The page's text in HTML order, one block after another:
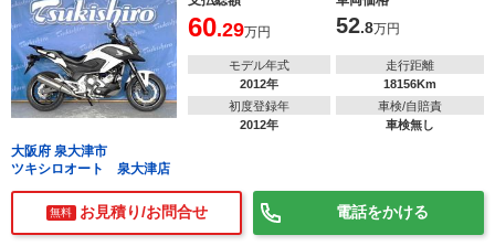
60.29万円 52.8万円
モデル年式
2012年
走行距離
18156Km
初度登録年
2012年
車検/自賠責
車検無し
大阪府 泉大津市
ツキシロオート 泉大津店
無料 お見積り/お問合せ 電話をかける